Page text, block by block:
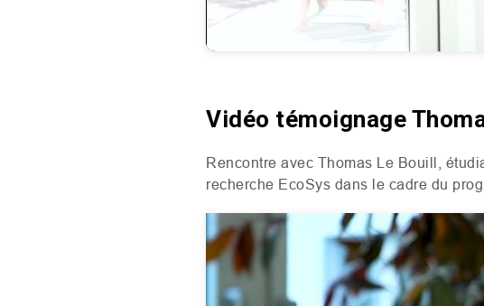
Vidéo témoignage
Rencontre avec Thomas Le Bouill,
recherche EcoSys dans le cadre du